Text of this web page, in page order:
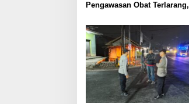
Pengawasan Obat Terlarang,
Provinsi